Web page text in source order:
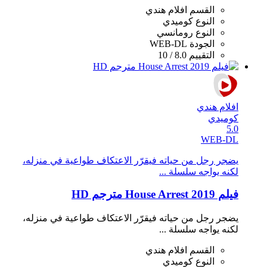
القسم
افلام هندي
النوع كوميدي
النوع رومانسي
الجودة WEB-DL
التقييم 8.0 / 10
افلام هندي
كوميدي
5.0
WEB-DL
يضجر رجل من حياته فيقرّر الاعتكاف طواعية في منزله،
لكنه يواجه سلسلة ...
فيلم House Arrest 2019 مترجم HD
يضجر رجل من حياته فيقرّر الاعتكاف طواعية في منزله،
لكنه يواجه سلسلة ...
القسم
افلام هندي
النوع كوميدي